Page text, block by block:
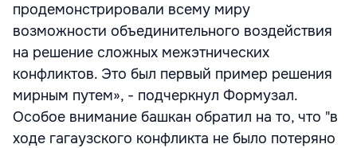
продемонстрировали всему миру
возможности объединительного воздействия
на решение сложных межэтнических
конфликтов. Это был первый пример решения
мирным путем», - подчеркнул Формузал.
Особое внимание башкан обратил на то, что "в
ходе гагаузского конфликта не было потеряно